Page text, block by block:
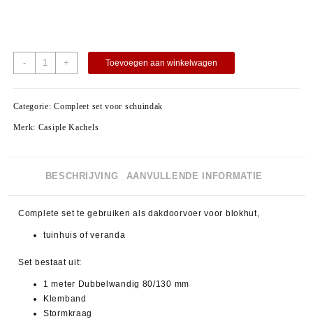
- + Toevoegen aan winkelwagen
Categorie:Compleet set voor schuindak
Merk: Casiple Kachels
BESCHRIJVING AANVULLENDE INFORMATIE
​Complete set te gebruiken als dakdoorvoer voor blokhut,
tuinhuis of veranda
Set bestaat uit:
1 meter Dubbelwandig 80/130 mm
Klemband
Stormkraag